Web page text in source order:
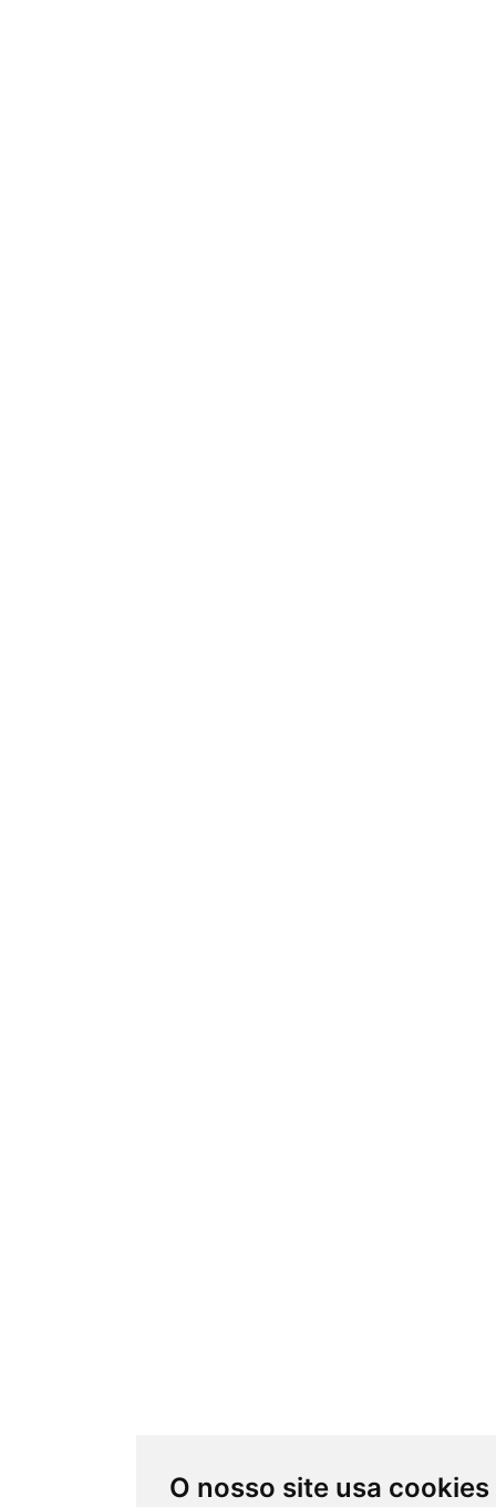
O nosso site usa cookies